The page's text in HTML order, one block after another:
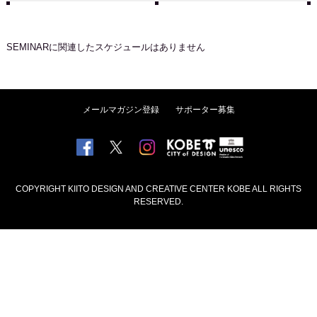
SEMINARに関連したスケジュールはありません
メールマガジン登録 サポーター募集
COPYRIGHT KIITO DESIGN AND CREATIVE CENTER KOBE ALL RIGHTS
RESERVED.